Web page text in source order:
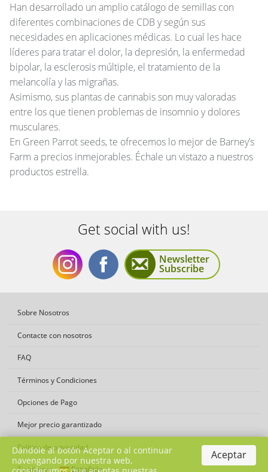
Han desarrollado un amplio catálogo de semillas con
diferentes combinaciones de CDB ysegún sus
necesidades en aplicaciones médicas. Lo cual les hace
líderes para tratar el dolor, la depresión, la enfermedad
bipolar, la esclerosis múltiple, el tratamiento de la
melancolía y las migrañas.
Asimismo, sus plantas de cannabis son muy valoradas
entre los que tienen problemas de insomnio y dolores
musculares.
En Green Parrot seeds, te ofrecemos lo mejor de Barney’s
Farm a precios inmejorables. Échale un vistazo a nuestros
productos estrella.
Get social with us!
Get
social
Get
Newsletter
Subscribe
Sobre Nosotros
Contacte con nosotros
FAQ
Términos y Condiciones
Opciones de Pago
Mejor precio garantizado
Política de privacidad
Tu idioma:
Aceptar
Dándole al botón Aceptar o al continuar
navengando por nuestra web,